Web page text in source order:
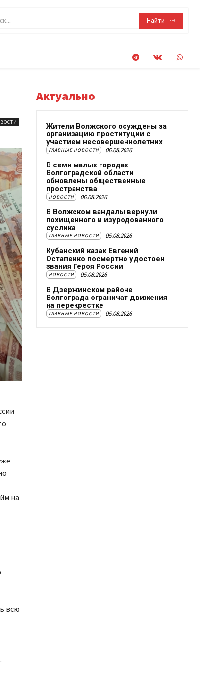
Найти
на
всю
Актуально
Жители Волжского осуждены за
организацию проституции с
участием несовершеннолетних
ГЛАВНЫЕ НОВОСТИ 06.08.2026
В семи малых городах
Волгоградской области
обновлены общественные
пространства
НОВОСТИ 06.08.2026
В Волжском вандалы вернули
похищенного и изуродованного
суслика
ГЛАВНЫЕ НОВОСТИ 05.08.2026
Кубанский казак Евгений
Остапенко посмертно удостоен
звания Героя России
НОВОСТИ 05.08.2026
В Дзержинском районе
Волгограда ограничат движения
на перекрестке
ГЛАВНЫЕ НОВОСТИ 05.08.2026